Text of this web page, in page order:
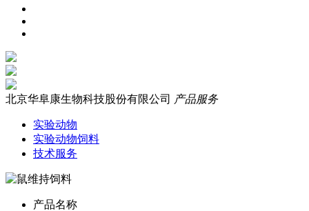
北京华阜康生物科技股份有限公司 产品服务
实验动物
实验动物饲料
技术服务
产品名称